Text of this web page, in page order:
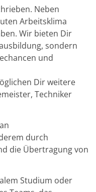
Neben
Arbeitsklima
Wir bieten Dir
sondern
und
Dir weitere
Techniker
durch
die Übertragung von
Studium oder